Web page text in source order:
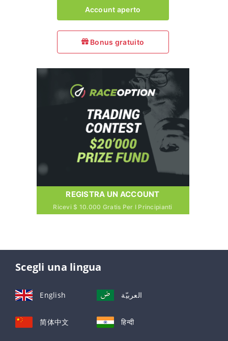
Account aperto
Bonus gratuito
REGISTRA UN ACCOUNT
Ricevi $ 10.000 Gratis Per I Principianti
Scegli una lingua
English العربيّة
简体中文 हिन्दी